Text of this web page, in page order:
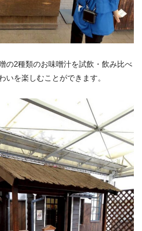
の2種類のお味噌汁を試飲・飲み比べ
いを楽しむことができます。